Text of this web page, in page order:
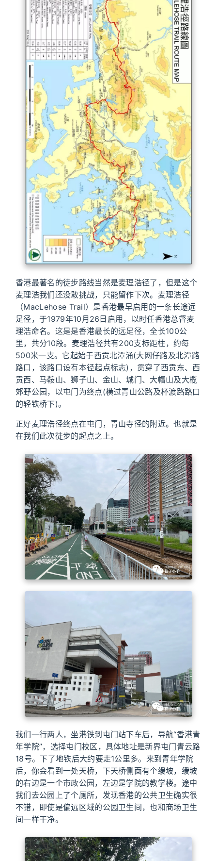
香港最著名的徒步路线当然是麦理浩径了，但是这个
麦理浩我们还没敢挑战，只能留作下次。麦理浩径
（MacLehose Trail）是香港最早启用的一条长途远
足径，于1979年10月26日启用，以时任香港总督麦
理浩命名。这是是香港最长的远足径，全长100公
里，共分10段。麦理浩径共有200支标距柱，约每
500米一支。它起始于西贡北潭涌(大网仔路及北潭路
路口，该路口设有本径起点标志)，贯穿了西贡东、西
贡西、马鞍山、狮子山、金山、城门、大帽山及大榄
郊野公园，以屯门为终点(横过青山公路及杯渡路路口
的轻铁桥下)。
正好麦理浩径终点在屯门，青山寺径的附近。也就是
在我们此次徒步的起点之上。
我们一行两人，坐港铁到屯门站下车后，导航“香港青
年学院”，选择屯门校区，具体地址是新界屯门青云路
18号。下了地铁后大约要走1公里多。来到青年学院
后，你会看到一处天桥，下天桥侧面有个缓坡，缓坡
的右边是一个市政公园，左边是学院的教学楼。途中
我们去公园上了个厕所，发现香港的公共卫生确实很
不错，即使是偏远区域的公园卫生间，也和商场卫生
间一样干净。